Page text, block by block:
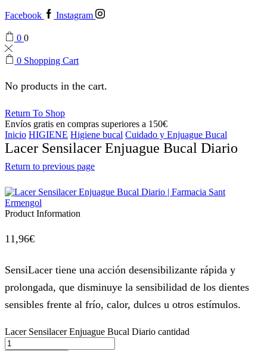
Facebook Instagram
0 0
0 Shopping Cart
No products in the cart.
Return To Shop
Envíos gratis en compras superiores a 150€
Inicio HIGIENE Higiene bucal Cuidado y Enjuague Bucal
Lacer Sensilacer Enjuague Bucal Diario
Return to previous page
Product Information
11,96€
SensiLacer tiene una acción desensibilizante rápida y
prolongada, que disminuye la sensibilidad de los dientes
sensibles frente al frío, calor, dulces u otros estímulos.
Lacer Sensilacer Enjuague Bucal Diario cantidad